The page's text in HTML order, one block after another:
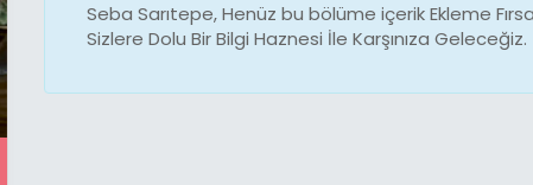
Seba Sarıtepe, Henüz bu bölüme içerik Ekleme
Sizlere Dolu Bir Bilgi Haznesi İle Karşınıza Geleceğiz.